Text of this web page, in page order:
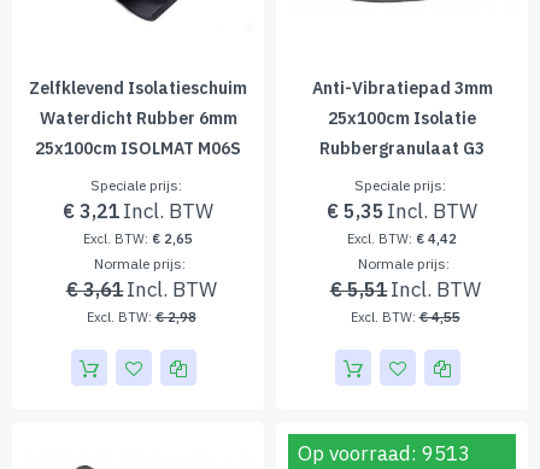
Zelfklevend Isolatieschuim
Waterdicht Rubber 6mm
25x100cm ISOLMAT M06S
Speciale prijs
€ 3,21
€ 2,65
Normale prijs
€ 3,61
€ 2,98
Anti-Vibratiepad 3mm
25x100cm Isolatie
Rubbergranulaat G3
Speciale prijs
€ 5,35
€ 4,42
Normale prijs
€ 5,51
€ 4,55
Op voorraad: 9513